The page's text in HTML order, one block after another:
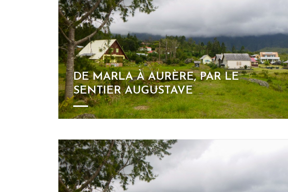
DE MARLA À AURÈRE, PAR LE
SENTIER AUGUSTAVE